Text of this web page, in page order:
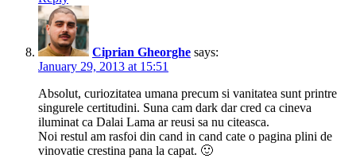
Ciprian Gheorghe says:
January 29, 2013 at 15:51
Absolut, curiozitatea umana precum si vanitatea sunt printre
singurele certitudini. Suna cam dark dar cred ca cineva
iluminat ca Dalai Lama ar reusi sa nu citeasca.
Noi restul am rasfoi din cand in cand cate o pagina plini de
vinovatie crestina pana la capat. 🙂